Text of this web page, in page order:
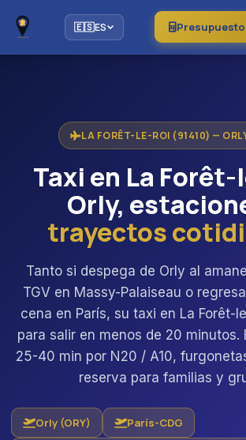
🇪🇸ES
LA FORÊT-LE-ROI (91410) —
Taxi en La
Orly,
trayectos
Tanto si despega de Orly al
TGV en Massy-Palaiseau o
cena en París, su taxi en La Forêt-
para salir en menos de 20 minutos.
25-40 min por N20 / A10,
reserva para familias y
Orly (ORY) París-CDG